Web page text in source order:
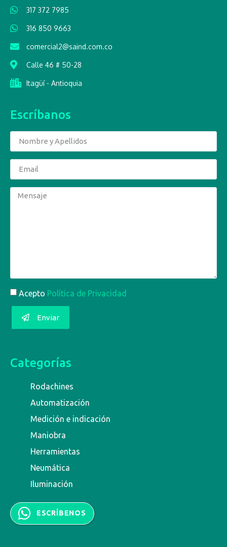
317 372 7985
316 850 9663
comercial2@saind.com.co
Calle 46 # 50-28
Itagüí - Antioquia
Escríbanos
Acepto Política de Privacidad
Enviar
Categorías
Rodachines
Automatización
Medición e indicación
Maniobra
Herramientas
Neumática
Iluminación
ESCRÍBENOS